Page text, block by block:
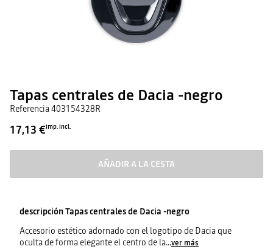
Tapas centrales de Dacia -negro
Referencia403154328R
17,13 €imp. incl.
AÑADIR A LA CESTA
descripciónTapas centrales de Dacia -negro
Accesorio estético adornado con el logotipo de Dacia que
oculta de forma elegante el centro de la...ver más